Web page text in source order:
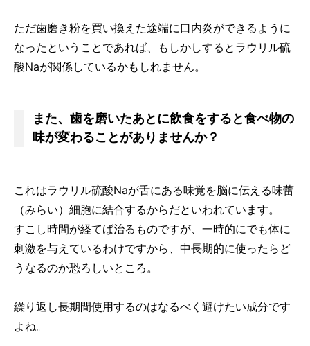
ただ歯磨き粉を買い換えた途端に口内炎ができるように
なったということであれば、もしかしするとラウリル硫
酸Naが関係しているかもしれません。
また、歯を磨いたあとに飲食をすると食べ物の
味が変わることがありませんか？
これはラウリル硫酸Naが舌にある味覚を脳に伝える味蕾
（みらい）細胞に結合するからだといわれています。
すこし時間が経てば治るものですが、一時的にでも体に
刺激を与えているわけですから、中長期的に使ったらど
うなるのか恐ろしいところ。
繰り返し長期間使用するのはなるべく避けたい成分です
よね。